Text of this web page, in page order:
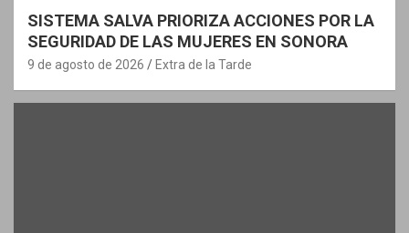
SISTEMA SALVA PRIORIZA ACCIONES POR LA
SEGURIDAD DE LAS MUJERES EN SONORA
9 de agosto de 2026 Extra de la Tarde